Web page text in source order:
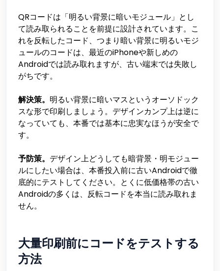
QRコードは「明るい背景に暗いモジュール」とし
て読み取られることを前提に設計されています。こ
れを反転したコード、つまり暗い背景に明るいモジ
ュールのコードは、最近のiPhoneや新しめの
Androidでは読み取れますが、古い端末では失敗し
がちです。
解決策。 明るい背景に暗いマスというオーソドック
スな形で印刷しましょう。デザインカンプ上は逆に
なっていても、本番では基本に忠実なほうが安全で
す。
予防策。 デザイン上どうしても暗背景・明モジュー
ルにしたい場合は、本番投入前に古いAndroidで徹
底的にテストしてください。とくに低価格帯の古い
Androidの多くは、反転コードを本当に読み取れま
せん。
大量印刷前にコードをテストする
方法